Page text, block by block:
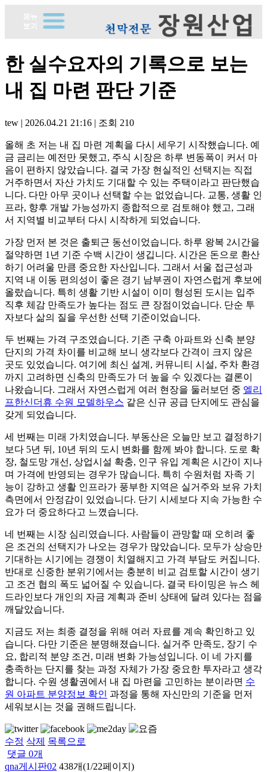
한 실수요자의 기록으로 보는
내 집 마련 판단 기준
tew | 2026.04.21 21:16 | 조회 210
올해 초 저는 내 집 마련 계획을 다시 세우기 시작했습니다. 예
금 금리는 예전만 못했고, 주식 시장은 하루 변동폭이 커서 마
음이 편하지 않았습니다. 결국 가장 현실적인 선택지는 직접
거주하면서 자산 가치도 기대할 수 있는 주택이라고 판단했습
니다. 다만 아무 곳이나 선택할 수는 없었습니다. 교통, 생활 인
프라, 향후 개발 가능성까지 종합적으로 검토해야 했고, 그래
서 지역별 비교부터 다시 시작하게 되었습니다.
가장 먼저 본 것은 출퇴근 동선이었습니다. 하루 왕복 2시간을
절약하면 1년 기준 수백 시간이 생깁니다. 시간은 돈으로 환산
하기 어려울 만큼 중요한 자산입니다. 그래서 서울 접근성과
지역 내 이동 편의성이 좋은 경기 남부권이 자연스럽게 후보에
올랐습니다. 특히 생활 기반 시설이 이미 형성된 도시는 입주
직후 체감 만족도가 높다는 점도 큰 장점이었습니다. 단순 투
자보다 삶의 질을 우선한 선택 기준이었습니다.
두 번째는 가격 구조였습니다. 기존 구축 아파트와 신축 분양
단지의 가격 차이를 비교해 보니 생각보다 간격이 크지 않은
곳도 있었습니다. 여기에 최신 설계, 커뮤니티 시설, 주차 환경
까지 고려하면 신축의 만족도가 더 높을 수 있겠다는 결론이
나왔습니다. 그래서 자연스럽게 여러 현장을 둘러보던 중 엘리
프한신더휴 수원 모델하우스 같은 신규 공급 단지에도 관심을
갖게 되었습니다.
세 번째는 미래 가치였습니다. 부동산은 오늘만 보고 결정하기
보다 5년 뒤, 10년 뒤의 도시 변화를 함께 봐야 합니다. 도로 확
장, 철도망 개선, 상업시설 확충, 인구 유입 계획은 시간이 지나
며 가격에 반영되는 경우가 많습니다. 특히 수원처럼 자족 기
능이 강하고 생활 인프라가 풍부한 지역은 실거주와 보유 가치
측면에서 안정감이 있었습니다. 단기 시세보다 지속 가능한 수
요가 더 중요하다고 느꼈습니다.
네 번째는 시장 심리였습니다. 사람들이 관망할 때 오히려 좋
은 조건의 선택지가 나오는 경우가 많았습니다. 모두가 상승만
기대하는 시기에는 경쟁이 치열해지고 가격 부담도 커집니다.
반대로 신중한 분위기에서는 충분히 비교 검토할 시간이 생기
고 조건 협의 폭도 넓어질 수 있습니다. 결국 타이밍은 뉴스 헤
드라인보다 개인의 자금 계획과 준비 상태에 달려 있다는 점을
깨달았습니다.
지금도 저는 최종 결정을 위해 여러 자료를 계속 확인하고 있
습니다. 다만 기준은 분명해졌습니다. 실거주 만족도, 장기 수
요, 합리적 분양 조건, 미래 변화 가능성입니다. 이 네 가지를
충족하는 단지를 찾는 과정 자체가 가장 중요한 투자라고 생각
합니다. 수원 생활권에서 내 집 마련을 고민하는 분이라면 수
원 아파트 분양정보 확인 과정을 통해 자신만의 기준을 먼저
세워보시는 것을 권해드립니다.
수정 삭제 목록으로
댓글 0개
qna게시판02 438개(1/22페이지)